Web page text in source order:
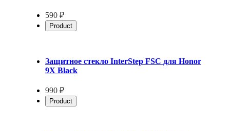
590 ₽
Product
Защитное стекло InterStep FSC для Honor
9X Black
990 ₽
Product